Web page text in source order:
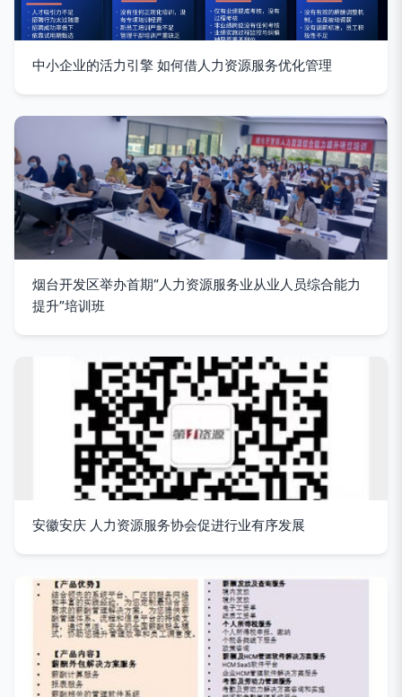
中小企业的活力引擎 如何借人力资源服务优化管理
烟台开发区举办首期“人力资源服务业从业人员综合能力
提升”培训班
安徽安庆 人力资源服务协会促进行业有序发展